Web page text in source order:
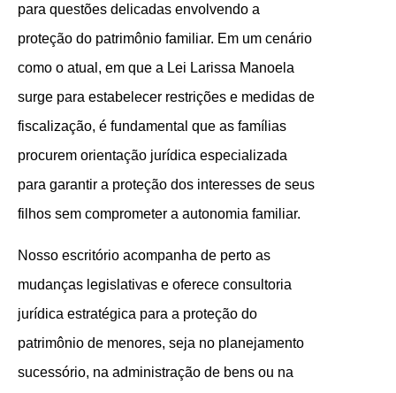
para questões delicadas envolvendo a
proteção do patrimônio familiar. Em um cenário
como o atual, em que a Lei Larissa Manoela
surge para estabelecer restrições e medidas de
fiscalização, é fundamental que as famílias
procurem orientação jurídica especializada
para garantir a proteção dos interesses de seus
filhos sem comprometer a autonomia familiar.
Nosso escritório acompanha de perto as
mudanças legislativas e oferece consultoria
jurídica estratégica para a proteção do
patrimônio de menores, seja no planejamento
sucessório, na administração de bens ou na